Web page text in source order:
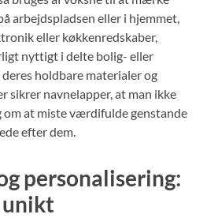
arbejdspladsen eller i hjemmet,
eller køkkenredskaber,
nyttigt i delte bolig- eller
holdbare materialer og
sikrer navnelapper, at man ikke
om at miste værdifulde genstande
efter dem.
personalisering:
unikt